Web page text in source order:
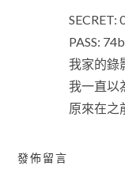
SECRET:
PASS:
我家的錄
我一直以
原來在之
發佈留言